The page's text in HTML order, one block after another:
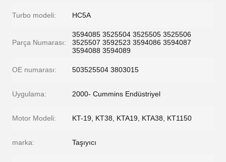
Turbo modeli: HC5A
Parça Numarası:
3594085 3525504 3525505 3525506
3525507 3592523 3594086 3594087
3594088 3594089
OE numarası: 503525504 3803015
Uygulama: 2000- Cummins Endüstriyel
Motor Modeli: KT-19, KT38, KTA19, KTA38, KT1150
marka: Taşıyıcı